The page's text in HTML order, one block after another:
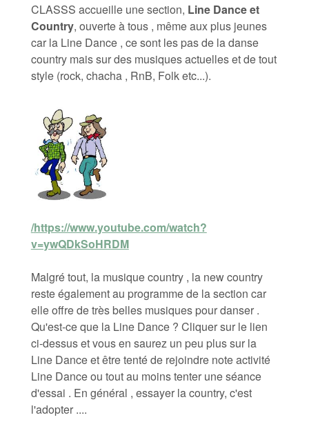
CLASSS accueille une section, Line Dance et
Country, ouverte à tous , même aux plus jeunes
car la Line Dance , ce sont les pas de la danse
country mais sur des musiques actuelles et de tout
style (rock, chacha , RnB, Folk etc...).
/https://www.youtube.com/watch?
v=ywQDkSoHRDM
Malgré tout, la musique country , la new country
reste également au programme de la section car
elle offre de très belles musiques pour danser .
Qu'est-ce que la Line Dance ? Cliquer sur le lien
ci-dessus et vous en saurez un peu plus sur la
Line Dance et être tenté de rejoindre note activité
Line Dance ou tout au moins tenter une séance
d'essai . En général , essayer la country, c'est
l'adopter ....